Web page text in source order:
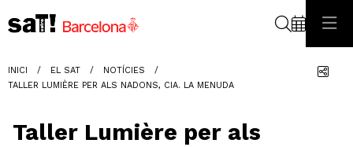
INICI EL SAT
NOTÍCIES
TALLER LUMIÈRE PER ALS NADONS, CIA. LA MENUDA
Taller Lumière per als